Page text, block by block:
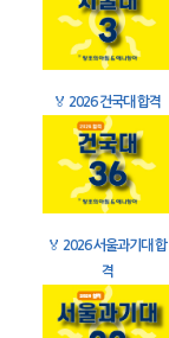
🏅 2026 건국대 합격
🏅 2026 서울과기대 합
격